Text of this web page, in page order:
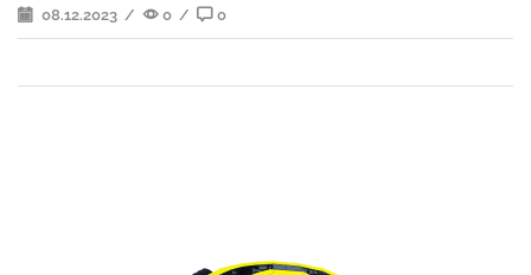
08.12.2023 / 0 / 0